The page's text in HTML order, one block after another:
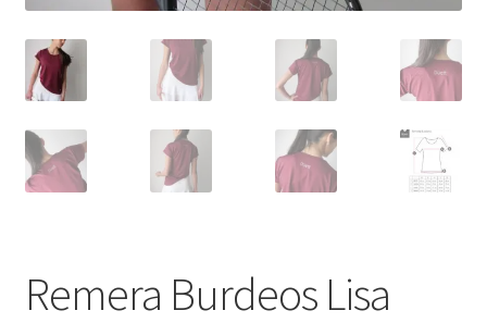
Remera Burdeos Lisa